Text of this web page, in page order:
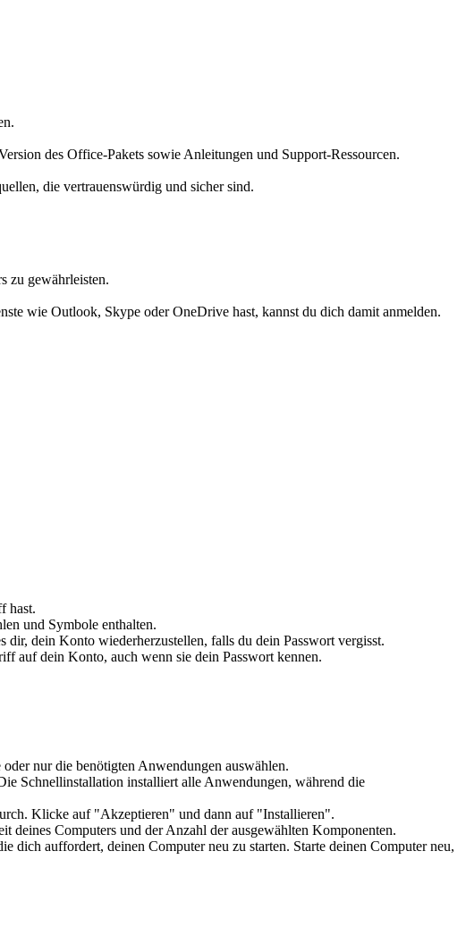
des Office-Pakets sowie Anleitungen und Support-Ressourcen.
die vertrauenswürdig und sicher sind.
zu gewährleisten.
wie Outlook, Skype oder OneDrive hast, kannst du dich damit anmelden.
hast.
und Symbole enthalten.
dir, dein Konto wiederherzustellen, falls du dein Passwort vergisst.
auf dein Konto, auch wenn sie dein Passwort kennen.
nur die benötigten Anwendungen auswählen.
Schnellinstallation installiert alle Anwendungen, während die
Klicke auf "Akzeptieren" und dann auf "Installieren".
deines Computers und der Anzahl der ausgewählten Komponenten.
dich auffordert, deinen Computer neu zu starten. Starte deinen Computer neu,